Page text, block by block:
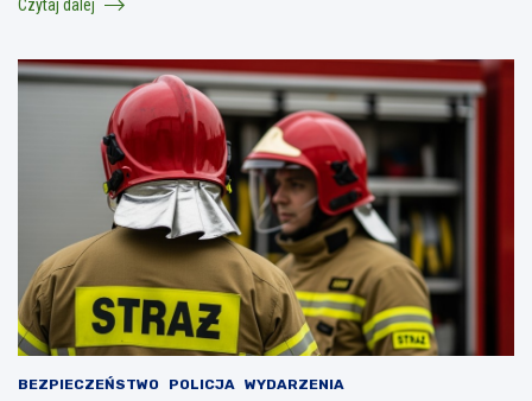
Czytaj dalej
BEZPIECZEŃSTWO POLICJA WYDARZENIA